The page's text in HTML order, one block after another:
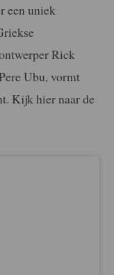
een uniek
Rick
Ubu, vormt
Kijk hier naar de